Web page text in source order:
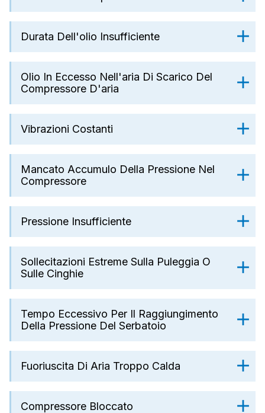
Durata Dell'olio Insufficiente
Olio In Eccesso Nell'aria Di Scarico Del
Compressore D'aria
Vibrazioni Costanti
Mancato Accumulo Della Pressione Nel
Compressore
Pressione Insufficiente
Sollecitazioni Estreme Sulla Puleggia O
Sulle Cinghie
Tempo Eccessivo Per Il Raggiungimento
Della Pressione Del Serbatoio
Fuoriuscita Di Aria Troppo Calda
Compressore Bloccato